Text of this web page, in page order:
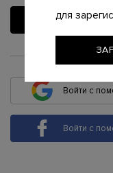
Войти с
Войти с
для